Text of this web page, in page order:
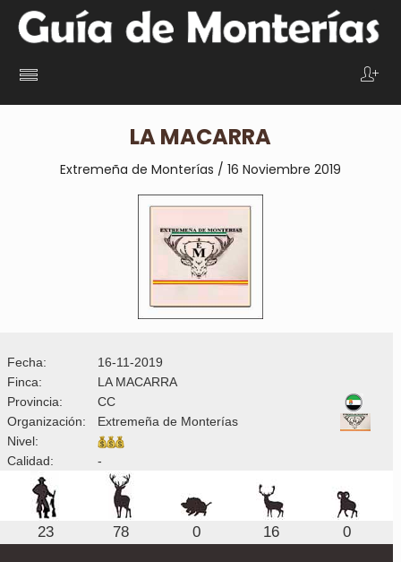
LA MACARRA
Extremeña de Monterías / 16 Noviembre 2019
Fecha:
16-11-2019
Finca:
LA MACARRA
Provincia:
CC
Organización:
Extremeña de Monterías
Nivel:
Calidad:
-
23 78 0 16 0